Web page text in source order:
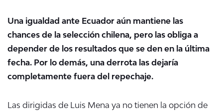
Una igualdad ante Ecuador aún mantiene las
chances de la selección chilena, pero las obliga a
depender de los resultados que se den en la última
fecha. Por lo demás, una derrota las dejaría
completamente fuera del repechaje.
Las dirigidas de Luis Mena ya no tienen la opción de